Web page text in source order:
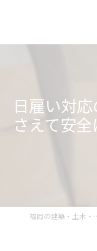
日雇い対
さえて安
福岡の建築・土